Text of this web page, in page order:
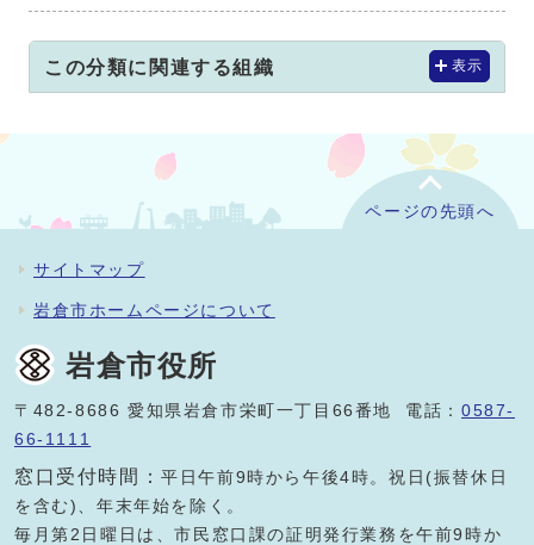
この分類に関連する組織 表示
ページの先頭へ
サイトマップ
岩倉市ホームページについて
岩倉市役所
〒482-8686 愛知県岩倉市栄町一丁目66番地 電話：0587-
66-1111
窓口受付時間：平日午前9時から午後4時。祝日(振替休日
を含む)、年末年始を除く。
毎月第2日曜日は、市民窓口課の証明発行業務を午前9時か